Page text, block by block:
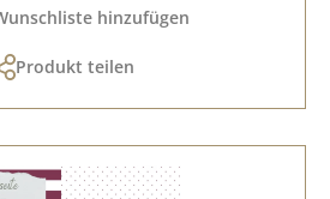
hinzufügen
Produkt teilen